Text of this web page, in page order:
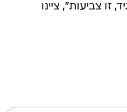
זו צביעות", ציינו